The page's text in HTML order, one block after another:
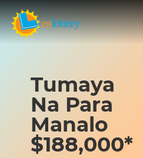
Tumaya
Na Para
Manalo
$188,000*